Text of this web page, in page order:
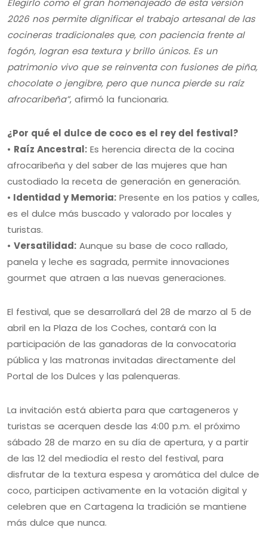
Elegirlo como el gran homenajeado de esta versión
2026 nos permite dignificar el trabajo artesanal de las
cocineras tradicionales que, con paciencia frente al
fogón, logran esa textura y brillo únicos. Es un
patrimonio vivo que se reinventa con fusiones de piña,
chocolate o jengibre, pero que nunca pierde su raíz
afrocaribeña”, afirmó la funcionaria.
¿Por qué el dulce de coco es el rey del festival?
• Raíz Ancestral: Es herencia directa de la cocina
afrocaribeña y del saber de las mujeres que han
custodiado la receta de generación en generación.
• Identidad y Memoria: Presente en los patios y calles,
es el dulce más buscado y valorado por locales y
turistas.
• Versatilidad: Aunque su base de coco rallado,
panela y leche es sagrada, permite innovaciones
gourmet que atraen a las nuevas generaciones.
El festival, que se desarrollará del 28 de marzo al 5 de
abril en la Plaza de los Coches, contará con la
participación de las ganadoras de la convocatoria
pública y las matronas invitadas directamente del
Portal de los Dulces y las palenqueras.
La invitación está abierta para que cartageneros y
turistas se acerquen desde las 4:00 p.m. el próximo
sábado 28 de marzo en su día de apertura, y a partir
de las 12 del mediodía el resto del festival, para
disfrutar de la textura espesa y aromática del dulce de
coco, participen activamente en la votación digital y
celebren que en Cartagena la tradición se mantiene
más dulce que nunca.